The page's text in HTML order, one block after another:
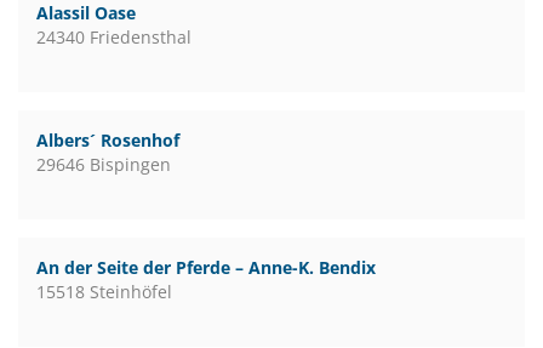
Alassil Oase
24340 Friedensthal
Albers´ Rosenhof
29646 Bispingen
An der Seite der Pferde – Anne-K. Bendix
15518 Steinhöfel